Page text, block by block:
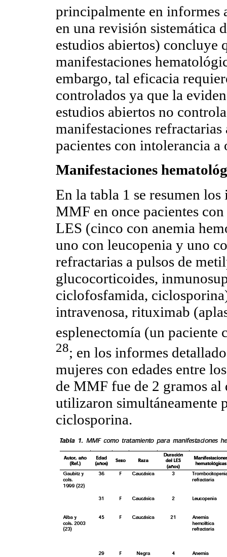
principalmente en informes
en una revisión sistemática
estudios abiertos) concluye
manifestaciones
embargo, tal eficacia
controlados ya que la
estudios abiertos no
manifestaciones
pacientes con intolerancia a
Manifestaciones
En la tabla 1 se resumen
MMF en once pacientes
LES (cinco con anemia
uno con leucopenia y uno
refractarias a pulsos de
glucocorticoides,
ciclofosfamida,
intravenosa, rituximab
esplenectomía (un
28; en los informes
mujeres con edades entre
de MMF fue de 2 gramos al
utilizaron simultáneamente
ciclosporina.